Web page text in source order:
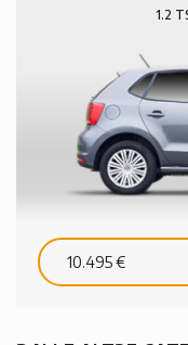
1.2
10.495 €